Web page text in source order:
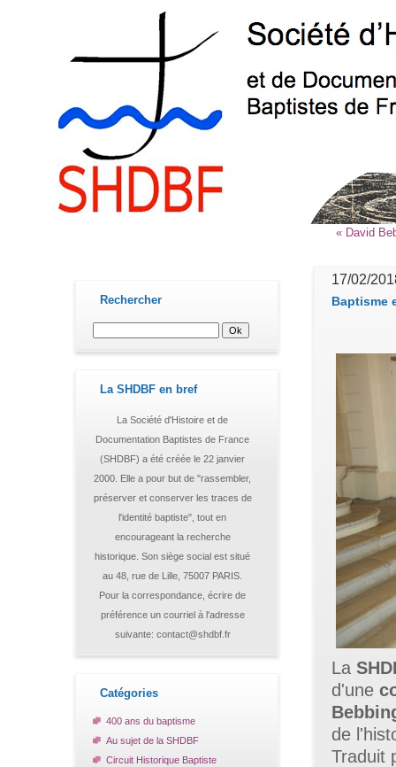
Rechercher
La SHDBF en bref
La Société d'Histoire et de
Documentation Baptistes de France
(SHDBF) a été créée le 22 janvier
2000. Elle a pour but de "rassembler,
préserver et conserver les traces de
l'identité baptiste", tout en
encourageant la recherche
historique. Son siège social est situé
au 48, rue de Lille, 75007 PARIS.
Pour la correspondance, écrire de
préférence un courriel à l'adresse
suivante: contact@shdbf.fr
Catégories
400 ans du baptisme
Au sujet de la SHDBF
Circuit Historique Baptiste
« David
17/02/
Baptisme
La
d'une
de
Traduit